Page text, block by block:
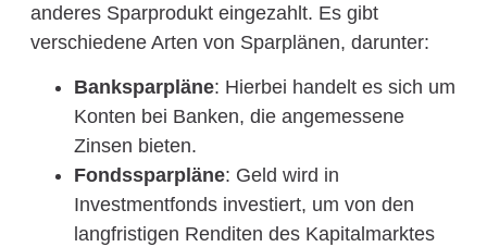
anderes Sparprodukt eingezahlt. Es gibt
verschiedene Arten von Sparplänen, darunter:
Banksparpläne: Hierbei handelt es sich um
Konten bei Banken, die angemessene
Zinsen bieten.
Fondssparpläne: Geld wird in
Investmentfonds investiert, um von den
langfristigen Renditen des Kapitalmarktes